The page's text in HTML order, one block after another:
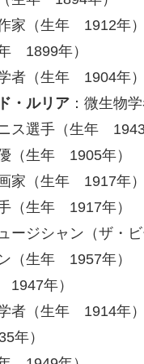
作家（生年 1912年）
1899年）
者（生年 1904年）
・ルリア ：微生物
ス選手（生年 1943
（生年 1905年）
家（生年 1917年）
（生年 1917年）
ージシャン（ザ・
（生年 1957年）
1947年）
者（生年 1914年）
年）